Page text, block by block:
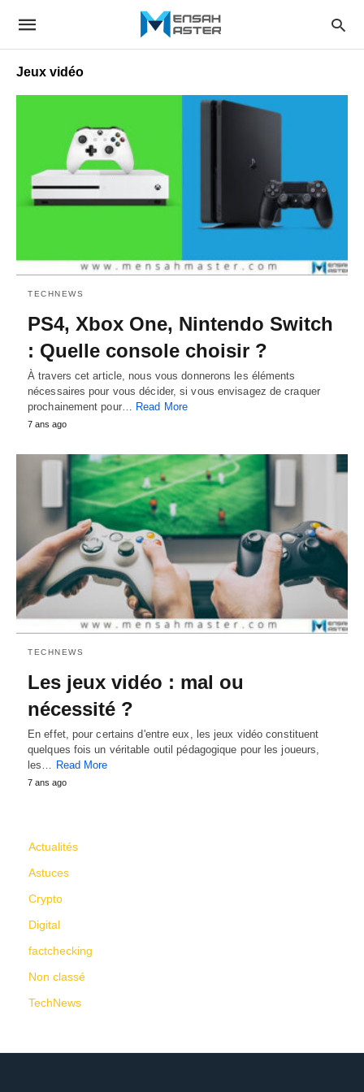
Jeux vidéo
TECHNEWS
PS4, Xbox One, Nintendo Switch
: Quelle console choisir ?
À travers cet article, nous vous donnerons les éléments
nécessaires pour vous décider, si vous envisagez de craquer
prochainement pour… Read More
7 ans ago
TECHNEWS
Les jeux vidéo : mal ou
nécessité ?
En effet, pour certains d'entre eux, les jeux vidéo constituent
quelques fois un véritable outil pédagogique pour les joueurs,
les… Read More
7 ans ago
Actualités
Astuces
Crypto
Digital
factchecking
Non classé
TechNews